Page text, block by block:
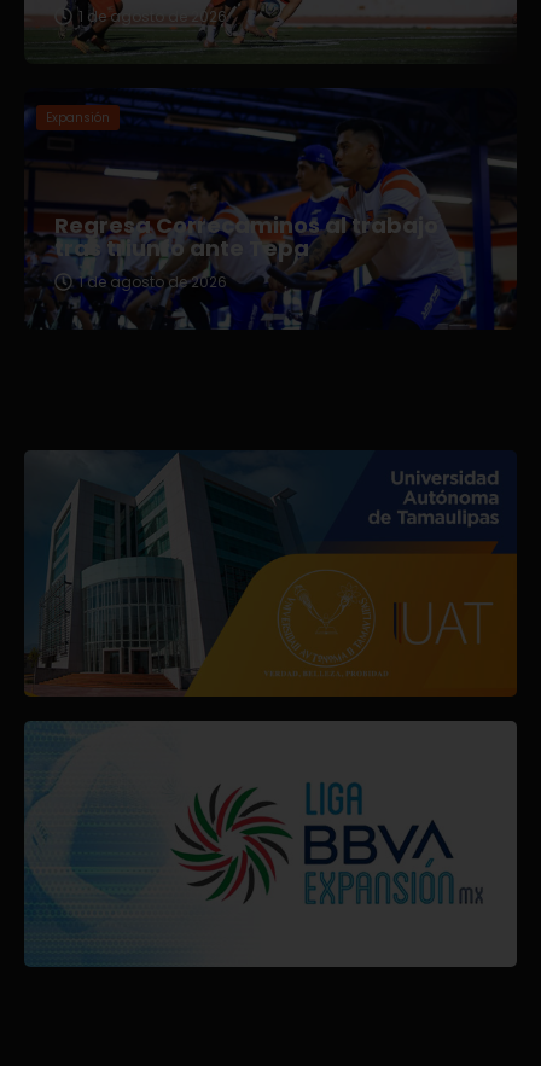
1 de agosto de 2026
Expansión
Regresa Correcaminos al trabajo
tras triunfo ante Tepa
1 de agosto de 2026